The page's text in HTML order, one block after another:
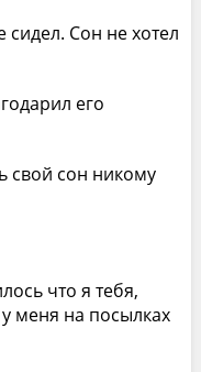
сидел. Сон не хотел
его
свой сон никому
что я тебя,
меня на посылках